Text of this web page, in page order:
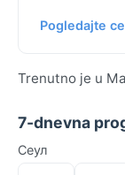
Pogledajte
Trenutno je u
7-dnevna
Сеул